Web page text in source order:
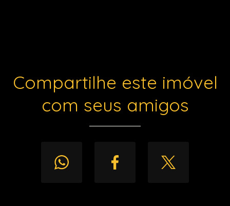
Compartilhe este imóvel
com seus amigos